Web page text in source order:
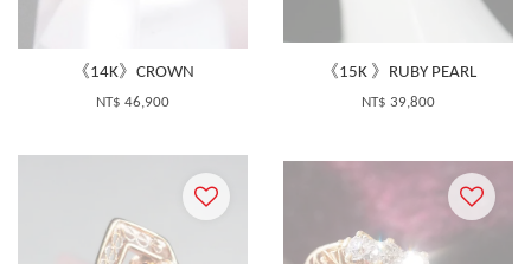
《14K》CROWN
NT$ 46,900
《15K 》RUBY PEARL
NT$ 39,800